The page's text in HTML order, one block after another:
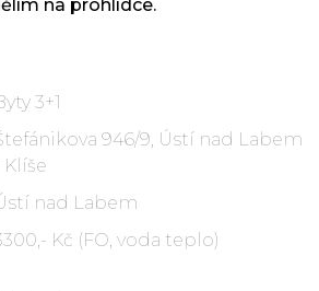
na prohlídce.
3+1
946/9, Ústí nad Labem
Klíše
nad Labem
Kč (FO, voda teplo)